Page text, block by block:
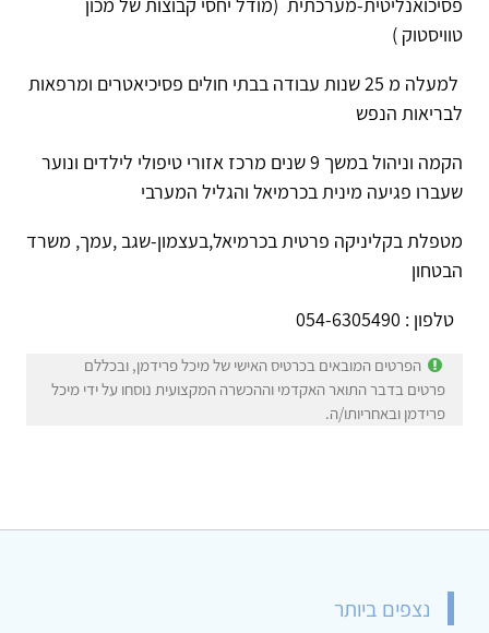
טוויסטוק )
למעלה מ 25 שנות עבודה בבתי חולים פסיכיאטרים ומרפאות
לבריאות הנפש
הקמה וניהול במשך 9 שנים מרכז אזורי טיפולי לילדים ונוער
שעברו פגיעה מינית בכרמיאל והגליל המערבי
מטפלת בקליניקה פרטית בכרמיאל,בעצמון-שגב ,עמך, משרד
הבטחון
טלפון : 054-6305490
הפרטים המובאים בכרטיס האישי של מיכל פרידמן, ובכללם
פרטים בדבר התואר האקדמי וההכשרה המקצועית נוסחו על ידי מיכל
פרידמן ובאחריותו/ה.
נצפים ביותר